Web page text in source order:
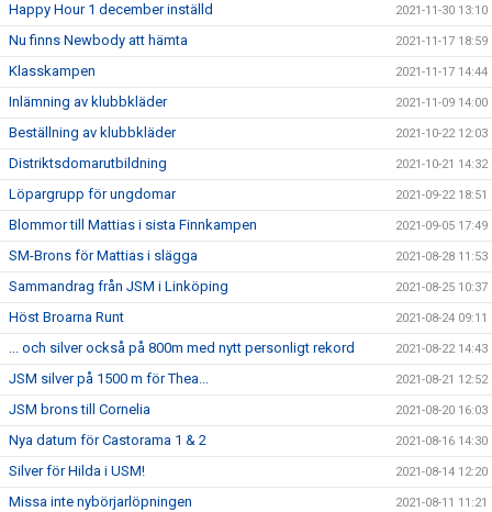
Happy Hour 1 december inställd 2021-11-30 13:10
Nu finns Newbody att hämta 2021-11-17 18:59
Klasskampen 2021-11-17 14:44
Inlämning av klubbkläder 2021-11-09 14:00
Beställning av klubbkläder 2021-10-22 12:03
Distriktsdomarutbildning 2021-10-21 14:32
Löpargrupp för ungdomar 2021-09-22 18:51
Blommor till Mattias i sista Finnkampen 2021-09-05 17:49
SM-Brons för Mattias i slägga 2021-08-28 11:53
Sammandrag från JSM i Linköping 2021-08-25 10:37
Höst Broarna Runt 2021-08-24 09:11
... och silver också på 800m med nytt personligt rekord 2021-08-22 14:43
JSM silver på 1500 m för Thea... 2021-08-21 12:52
JSM brons till Cornelia 2021-08-20 16:03
Nya datum för Castorama 1 & 2 2021-08-16 14:30
Silver för Hilda i USM! 2021-08-14 12:20
Missa inte nybörjarlöpningen 2021-08-11 11:21